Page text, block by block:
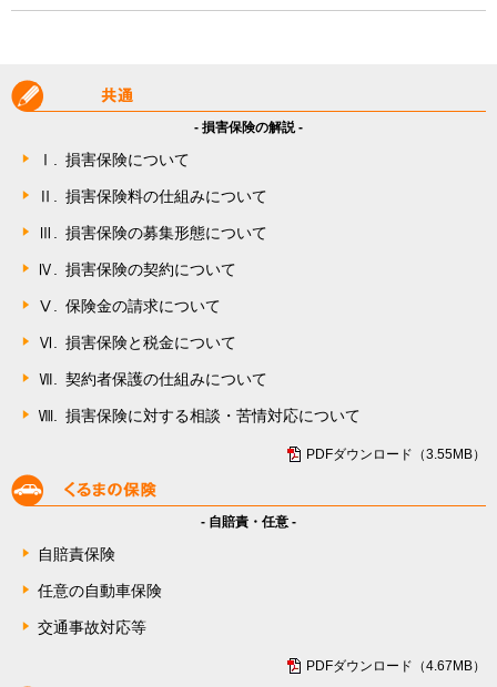
- 損害保険の解説 -
Ⅰ. 損害保険について
Ⅱ. 損害保険料の仕組みについて
Ⅲ. 損害保険の募集形態について
Ⅳ. 損害保険の契約について
Ⅴ. 保険金の請求について
Ⅵ. 損害保険と税金について
Ⅶ. 契約者保護の仕組みについて
Ⅷ. 損害保険に対する相談・苦情対応について
PDFダウンロード（3.55MB）
- 自賠責・任意 -
自賠責保険
任意の自動車保険
交通事故対応等
PDFダウンロード（4.67MB）